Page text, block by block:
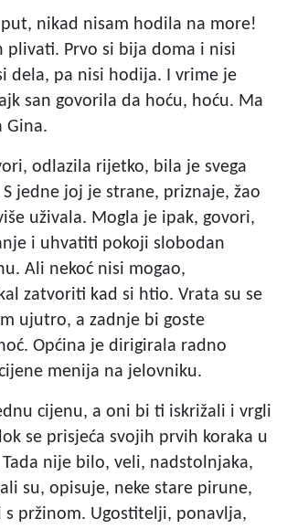
nikad nisam hodila na more!
plivati. Prvo si bija doma i nisi
dela, pa nisi hodija. I vrime je
san govorila da hoću, hoću. Ma
Gina.
odlazila rijetko, bila je svega
jedne joj je strane, priznaje, žao
uživala. Mogla je ipak, govori,
i uhvatiti pokoji slobodan
Ali nekoć nisi mogao,
zatvoriti kad si htio. Vrata su se
ujutro, a zadnje bi goste
Općina je dirigirala radno
menija na jelovniku.
cijenu, a oni bi ti iskrižali i vrgli
se prisjeća svojih prvih koraka u
nije bilo, veli, nadstolnjaka,
su, opisuje, neke stare pirune,
s pržinom. Ugostitelji, ponavlja,